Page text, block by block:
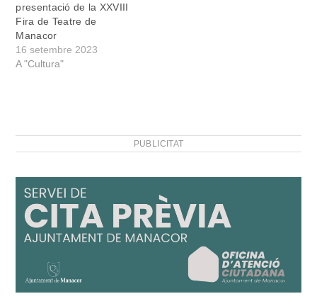
presentació de la XXVIII
Fira de Teatre de
Manacor
16 setembre 2023
A "Cultura"
PUBLICITAT